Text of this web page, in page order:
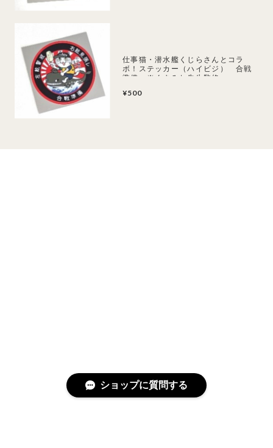
仕事猫・潜水艦くじらさんとコラ
ボ！ステッカー（ハイビジ） 合戦
準備 ※くまみね先生監修
¥500
ショップに質問する